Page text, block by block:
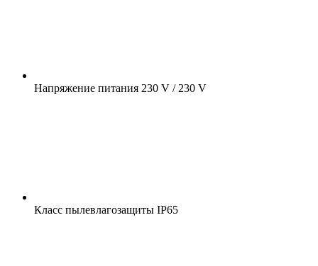
Напряжение питания 230 V / 230 V
Класс пылевлагозащиты IP65